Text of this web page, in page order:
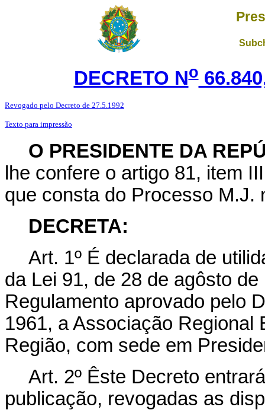
DECRETO No
Revogado pelo Decreto de 27.5.1992
Texto para impressão
O PRESIDENTE DA
lhe confere o artigo 81, item
que consta do Processo M.J.
DECRETA:
Art. 1º É declarada de
da Lei 91, de 28 de agôsto
Regulamento aprovado pelo
1961, a Associação Regional
Região, com sede em
Art. 2º Êste Decreto
publicação, revogadas as